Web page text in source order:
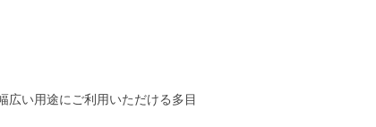
広い用途にご利用いただける多目